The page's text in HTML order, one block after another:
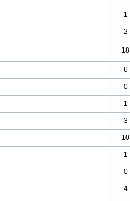
1
2
18
6
0
1
3
10
1
0
4